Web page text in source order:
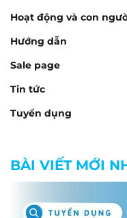
Hoạt động và con
Hướng dẫn
Sale page
Tin tức
Tuyển dụng
BÀI VIẾT MỚI